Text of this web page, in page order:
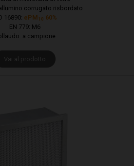
corrugato risbordato
16890: ePM10 60%
EN 779: M6
a campione
Vai al prodotto